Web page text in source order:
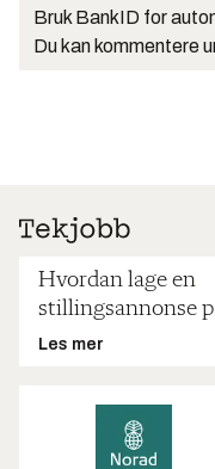
Bruk BankID for
Du kan kommentere
Hvordan lage en
stillingsannonse
Les mer